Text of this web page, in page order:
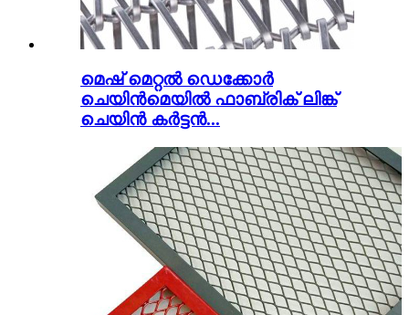
മെഷ് മെറ്റൽ ഡെക്കോർ
ചെയിൻമെയിൽ ഫാബ്രിക് ലിങ്ക്
ചെയിൻ കർട്ടൻ...